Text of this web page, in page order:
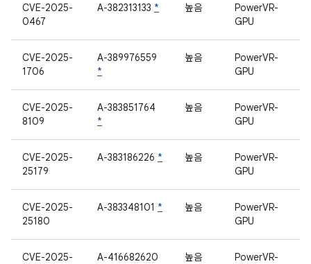
CVE-2025-
0467
A-382313133 * 높음
PowerVR-
GPU
CVE-2025-
1706
A-389976559
*
높음
PowerVR-
GPU
CVE-2025-
8109
A-383851764
*
높음
PowerVR-
GPU
CVE-2025-
25179
A-383186226 * 높음
PowerVR-
GPU
CVE-2025-
25180
A-383348101 * 높음
PowerVR-
GPU
CVE-2025-
A-416682620
높음
PowerVR-